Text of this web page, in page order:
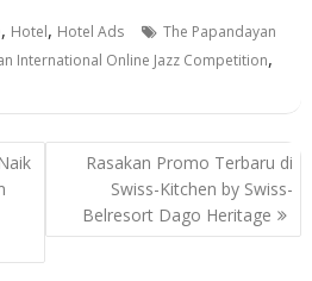
, Hotel, Hotel Ads
The Papandayan
International Online Jazz Competition,
Rasakan Promo Terbaru di
Swiss-Kitchen by Swiss-
Belresort Dago Heritage